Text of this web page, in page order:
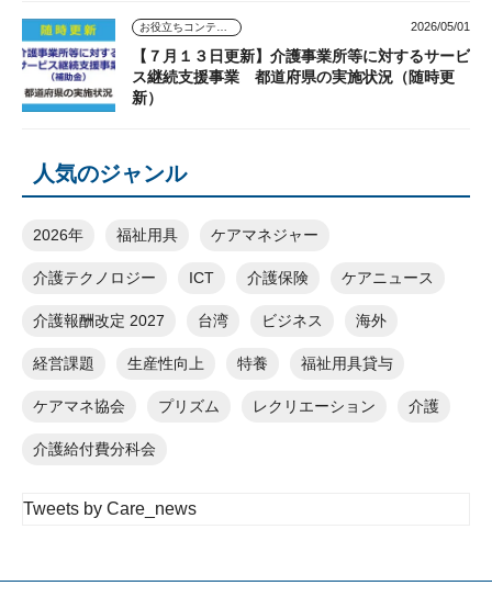
お役立ちコンテンツ 2026/05/01
【７月１３日更新】介護事業所等に対するサービ
ス継続支援事業 都道府県の実施状況（随時更
新）
人気のジャンル
2026年 福祉用具 ケアマネジャー
介護テクノロジー ICT 介護保険 ケアニュース
介護報酬改定 2027 台湾 ビジネス 海外
経営課題 生産性向上 特養 福祉用具貸与
ケアマネ協会 プリズム レクリエーション 介護
介護給付費分科会
Tweets by Care_news